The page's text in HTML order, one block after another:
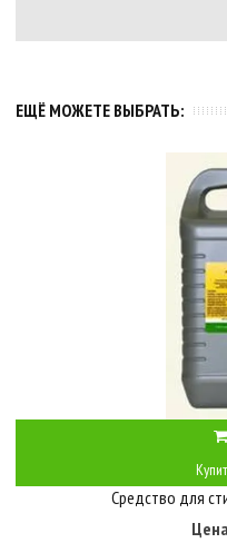
ЕЩЁ МОЖЕТЕ ВЫБРАТЬ:
Средство для